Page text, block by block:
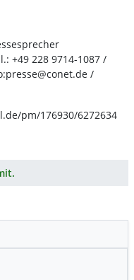
+49 228 9714-1087 /
/
pm/176930/6272634